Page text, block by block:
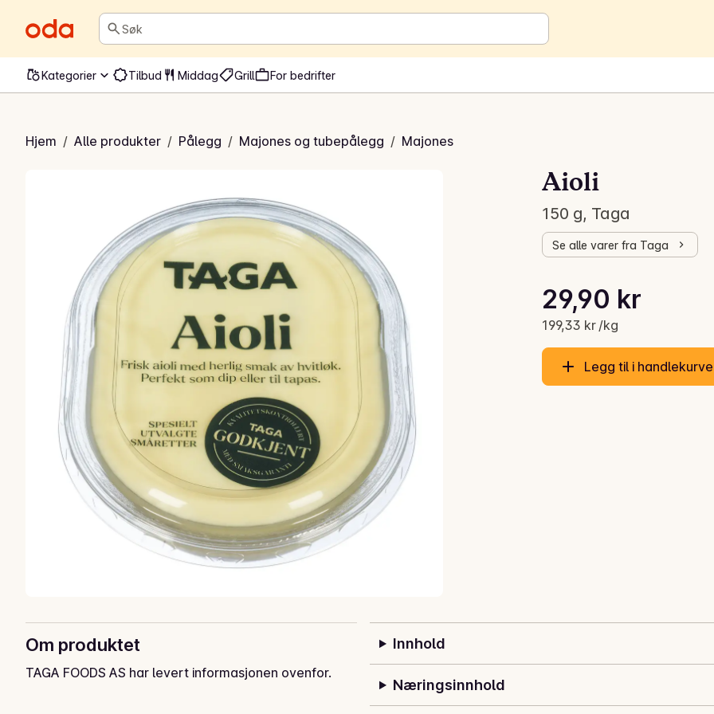
Søk
Kategorier Tilbud Middag Grill For bedrifter
Hjem / Alle produkter / Pålegg / Majones og tubepålegg / Majones
Aioli
Aioli
150 g, Taga
Se alle varer fra Taga
Gjeldende pris er: 29,90 kr
29,90 kr
199,33 kr /kg
Stykkpris: 199,33 kr /kg
Legg til i
Om produktet
TAGA FOODS AS har levert informasjonen ovenfor.
Innhold
Næringsinnhold